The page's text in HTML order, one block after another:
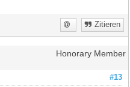
Zitieren
Honorary Member
#13